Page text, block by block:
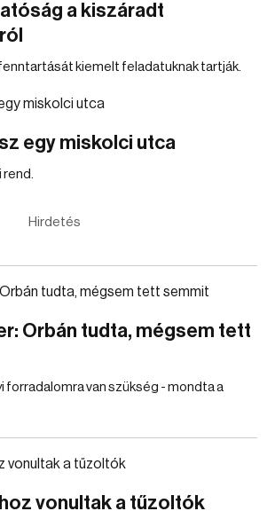
a kiszáradt
kiemelt feladatuknak tartják.
egy miskolci utca
rend.
Hirdetés
Orbán tudta, mégsem tett
forradalomra van szükség - mondta a
vonultak a tűzoltók